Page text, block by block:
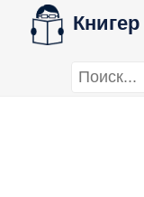
Книгер